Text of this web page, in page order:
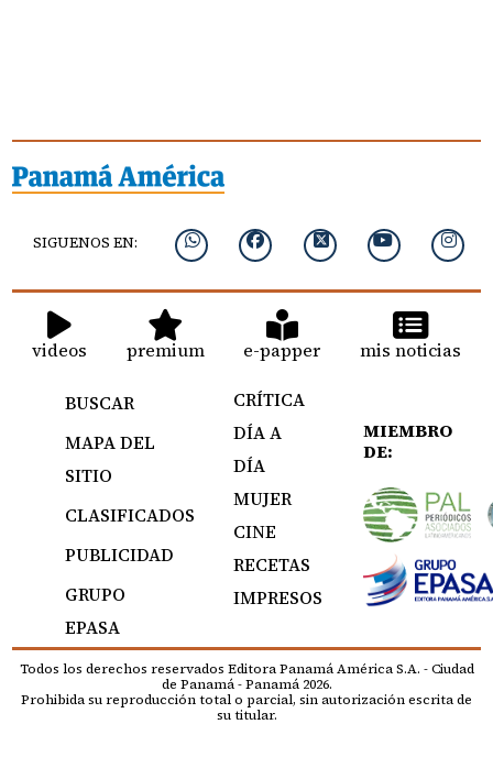
SIGUENOS EN:
videos premium e-papper mis noticias
BUSCAR
MAPA DEL
SITIO
CLASIFICADOS
PUBLICIDAD
GRUPO
EPASA
CRÍTICA
DÍA A
DÍA
MUJER
CINE
RECETAS
IMPRESOS
MIEMBRO
DE:
Todos los derechos reservados Editora Panamá América S.A. - Ciudad
de Panamá - Panamá 2026.
Prohibida su reproducción total o parcial, sin autorización escrita de
su titular.